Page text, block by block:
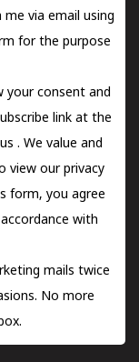
via email using
for the purpose
your consent and
link at the
. We value and
view our privacy
form, you agree
with
mails twice
No more